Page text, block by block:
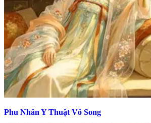
Phu Nhân Y Thuật Vô Song